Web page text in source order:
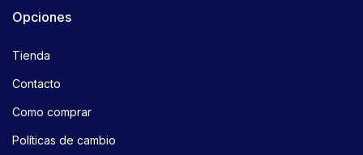
Opciones
Tienda
Contacto
Como comprar
Políticas de cambio